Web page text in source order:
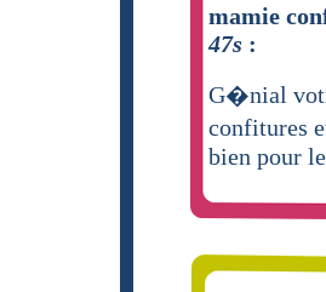
mamie
47s :
G�nial
confitures
bien pour